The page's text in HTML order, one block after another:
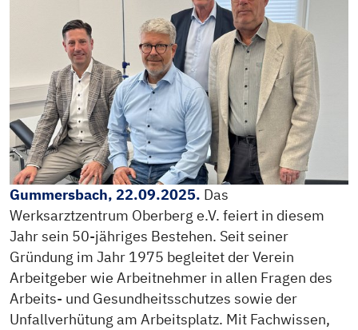
Gummersbach, 22.09.2025. Das
Werksarztzentrum Oberberg e.V. feiert in diesem
Jahr sein 50-jähriges Bestehen. Seit seiner
Gründung im Jahr 1975 begleitet der Verein
Arbeitgeber wie Arbeitnehmer in allen Fragen des
Arbeits- und Gesundheitsschutzes sowie der
Unfallverhütung am Arbeitsplatz. Mit Fachwissen,